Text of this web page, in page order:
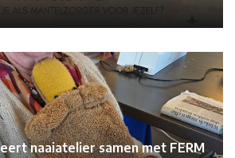
naaiatelier samen met FERM